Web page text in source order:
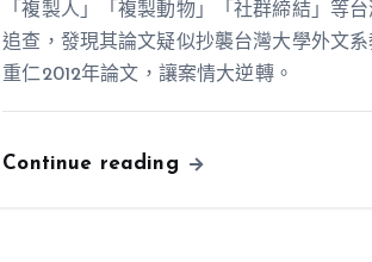
「複製人」「複製動物」「社群締結」等
追查，發現其論文疑似抄襲台灣大學外文
重仁2012年論文，讓案情大逆轉。
Continue reading